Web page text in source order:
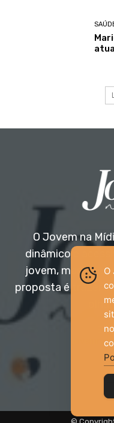
O Jovem na
dinâmico e
jovem, mas
proposta é trazer
O